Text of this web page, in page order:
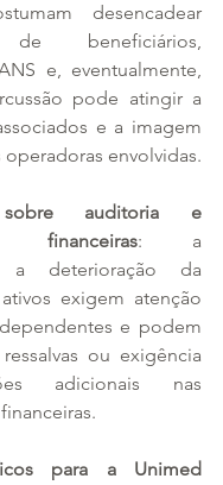
desencadear
de beneficiários,
e, eventualmente,
pode atingir a
e a imagem
envolvidas.
auditoria e
financeiras: a
a deterioração da
exigem atenção
e podem
ou exigência
adicionais nas
para a Unimed